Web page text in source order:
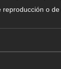
o de